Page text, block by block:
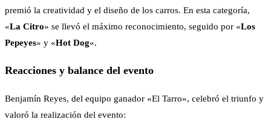
premió la creatividad y el diseño de los carros. En esta categoría,
«La Citro» se llevó el máximo reconocimiento, seguido por «Los
Pepeyes» y «Hot Dog«.
Reacciones y balance del evento
Benjamín Reyes, del equipo ganador «El Tarro», celebró el triunfo y
valoró la realización del evento: